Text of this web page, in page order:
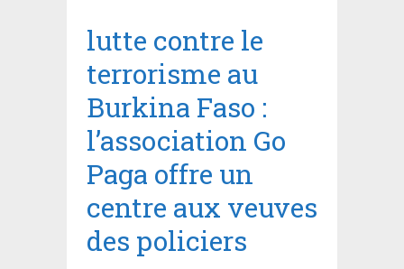
lutte contre le
terrorisme au
Burkina Faso :
l’association Go
Paga offre un
centre aux veuves
des policiers